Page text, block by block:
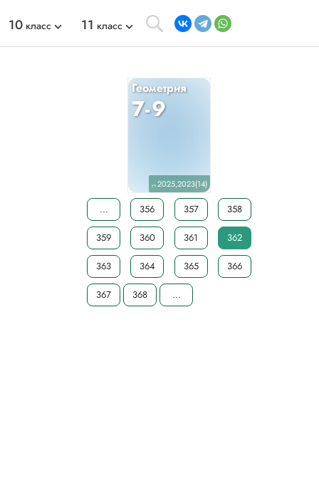
10 класс 11 класс
Геометрия
7-9
уч.2025,2023(14)
... 356 357 358
359 360 361 362
363 364 365 366
367 368 ...